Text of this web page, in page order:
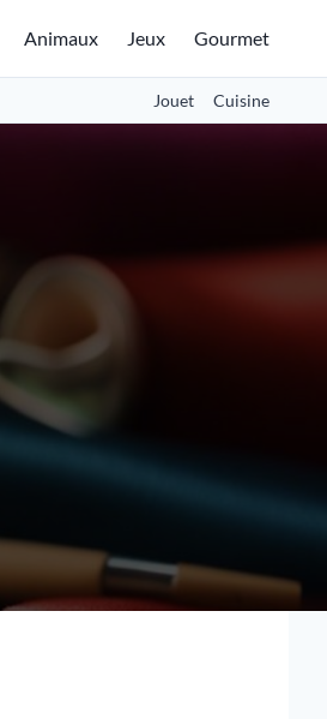
Animaux Jeux Gourmet
Jouet Cuisine